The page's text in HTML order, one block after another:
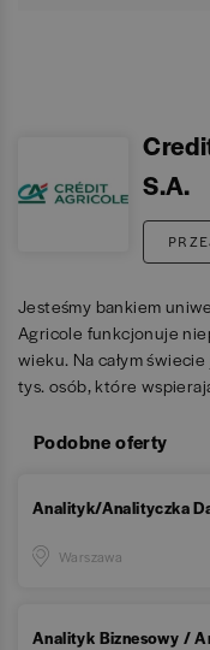
S.A.
Jesteśmy bankiem
Agricole funkcjonuje
wieku. Na całym
tys. osób, które
Podobne oferty
Analityk/Analityczka
Warszawa
Analityk Biznesowy /